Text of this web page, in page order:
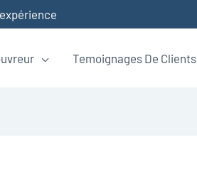
Temoignages De Clients